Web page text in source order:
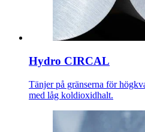
Hydro CIRCAL
Tänjer på gränserna för
med låg koldioxidhalt.